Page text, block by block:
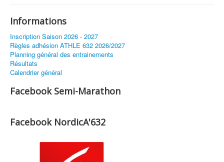
Vous êtes ici :
Informations
Inscription Saison 2026 - 2027
Règles adhésion ATHLE 632 2026/2027
Planning général des entrainements
Résultats
Calendrier général
Facebook Semi-Marathon
Facebook NordicA'632